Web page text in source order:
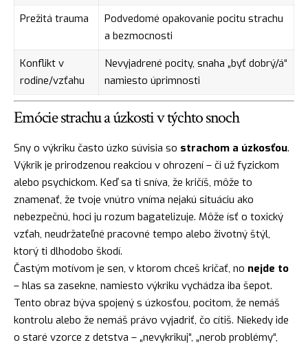
Prežitá trauma
Podvedomé opakovanie pocitu strachu
a bezmocnosti
Konflikt v
rodine/vzťahu
Nevyjadrené pocity, snaha „byť dobrý/á“
namiesto úprimnosti
Emócie strachu a úzkosti v týchto snoch
Sny o výkriku často úzko súvisia so strachom a úzkosťou.
Výkrik je prirodzenou reakciou v ohrození – či už fyzickom
alebo psychickom. Keď sa ti sníva, že kričíš, môže to
znamenať, že tvoje vnútro vníma nejakú situáciu ako
nebezpečnú, hoci ju rozum bagatelizuje. Môže ísť o toxický
vzťah, neudržateľné pracovné tempo alebo životný štýl,
ktorý ti dlhodobo škodí.
Častým motívom je sen, v ktorom chceš kričať, no nejde to
– hlas sa zasekne, namiesto výkriku vychádza iba šepot.
Tento obraz býva spojený s úzkosťou, pocitom, že nemáš
kontrolu alebo že nemáš právo vyjadriť, čo cítiš. Niekedy ide
o staré vzorce z detstva – „nevykrikuj“, „nerob problémy“,